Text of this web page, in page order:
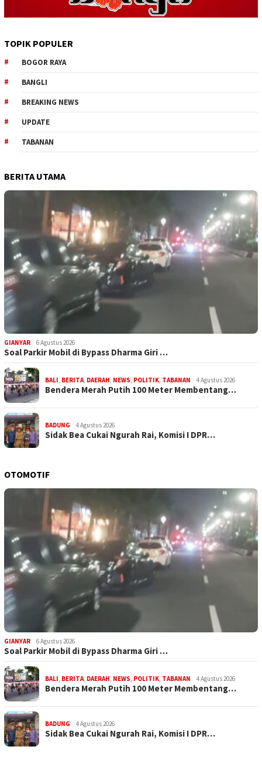
TOPIK POPULER
BOGOR RAYA
BANGLI
BREAKING NEWS
UPDATE
TABANAN
BERITA UTAMA
GIANYAR 6 Agustus 2026
Soal Parkir Mobil di Bypass Dharma Giri …
BALI, BERITA, DAERAH, NEWS, POLITIK, TABANAN 4 Agustus 2026
Bendera Merah Putih 100 Meter Membentang…
BADUNG 4 Agustus 2026
Sidak Bea Cukai Ngurah Rai, Komisi I DPR…
OTOMOTIF
GIANYAR 6 Agustus 2026
Soal Parkir Mobil di Bypass Dharma Giri …
BALI, BERITA, DAERAH, NEWS, POLITIK, TABANAN 4 Agustus 2026
Bendera Merah Putih 100 Meter Membentang…
BADUNG 4 Agustus 2026
Sidak Bea Cukai Ngurah Rai, Komisi I DPR…